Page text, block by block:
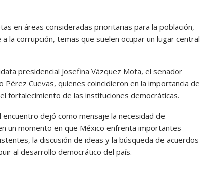
en áreas consideradas prioritarias para la población,
la corrupción, temas que suelen ocupar un lugar central
presidencial Josefina Vázquez Mota, el senador
Pérez Cuevas, quienes coincidieron en la importancia de
fortalecimiento de las instituciones democráticas.
dejó como mensaje la necesidad de
un momento en que México enfrenta importantes
la discusión de ideas y la búsqueda de acuerdos
al desarrollo democrático del país.